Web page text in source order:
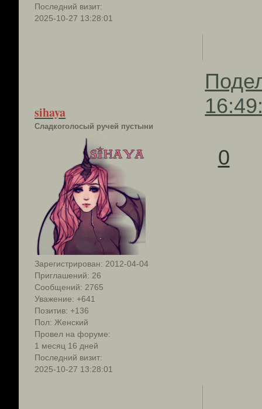
Последний визит:
2025-10-27 13:28:01
sihaya
Сладкоголосый ручей пустыни
Зарегистрирован: 2012-04-04
Приглашений: 26
Сообщений: 2765
Уважение: +641
Позитив: +136
Пол: Женский
Провел на форуме:
1 месяц 16 дней
Последний визит:
2025-10-27 13:28:01
0